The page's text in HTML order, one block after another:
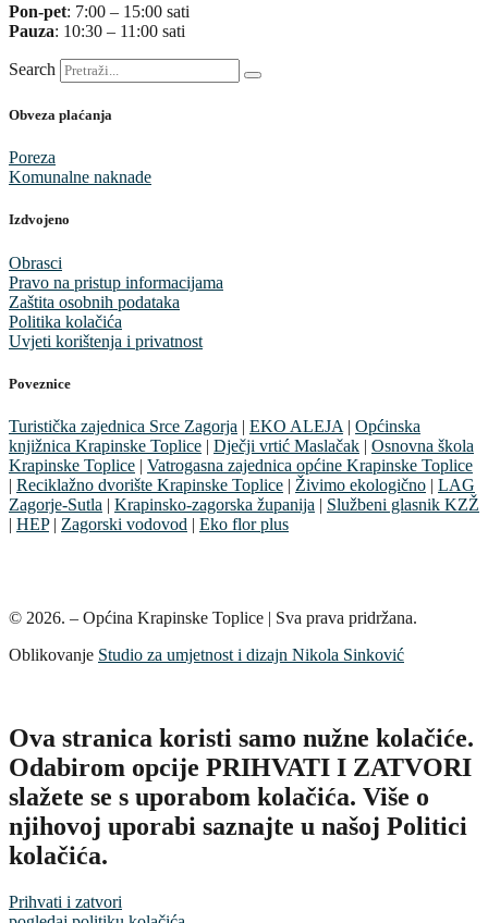
Pon-pet: 7:00 – 15:00 sati
Pauza: 10:30 – 11:00 sati
Search
Obveza plaćanja
Poreza
Komunalne naknade
Izdvojeno
Obrasci
Pravo na pristup informacijama
Zaštita osobnih podataka
Politika kolačića
Uvjeti korištenja i privatnost
Poveznice
Turistička zajednica Srce Zagorja | EKO ALEJA | Općinska
knjižnica Krapinske Toplice | Dječji vrtić Maslačak | Osnovna škola
Krapinske Toplice | Vatrogasna zajednica općine Krapinske Toplice
| Reciklažno dvorište Krapinske Toplice | Živimo ekologično | LAG
Zagorje-Sutla | Krapinsko-zagorska županija | Službeni glasnik KZŽ
| HEP| Zagorski vodovod | Eko flor plus
© 2026. – Općina Krapinske Toplice | Sva prava pridržana.
Oblikovanje Studio za umjetnost i dizajn Nikola Sinković
Ova stranica koristi samo nužne kolačiće.
Odabirom opcije PRIHVATI I ZATVORI
slažete se s uporabom kolačića. Više o
njihovoj uporabi saznajte u našoj Politici
kolačića.
Prihvati i zatvori